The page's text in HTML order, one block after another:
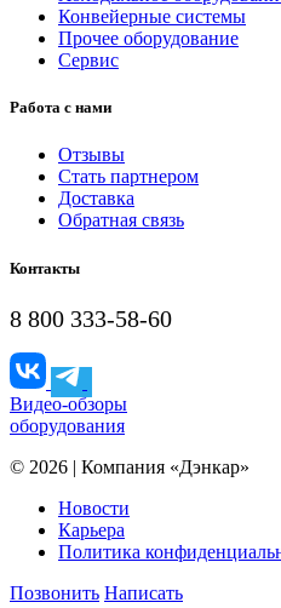
Конвейерные системы
Прочее оборудование
Сервис
Работа с нами
Отзывы
Стать партнером
Доставка
Обратная связь
Контакты
8 800 333-58-60
Видео-обзоры
оборудования
© 2026 | Компания «Дэнкар»
Новости
Карьера
Политика
Позвонить Написать